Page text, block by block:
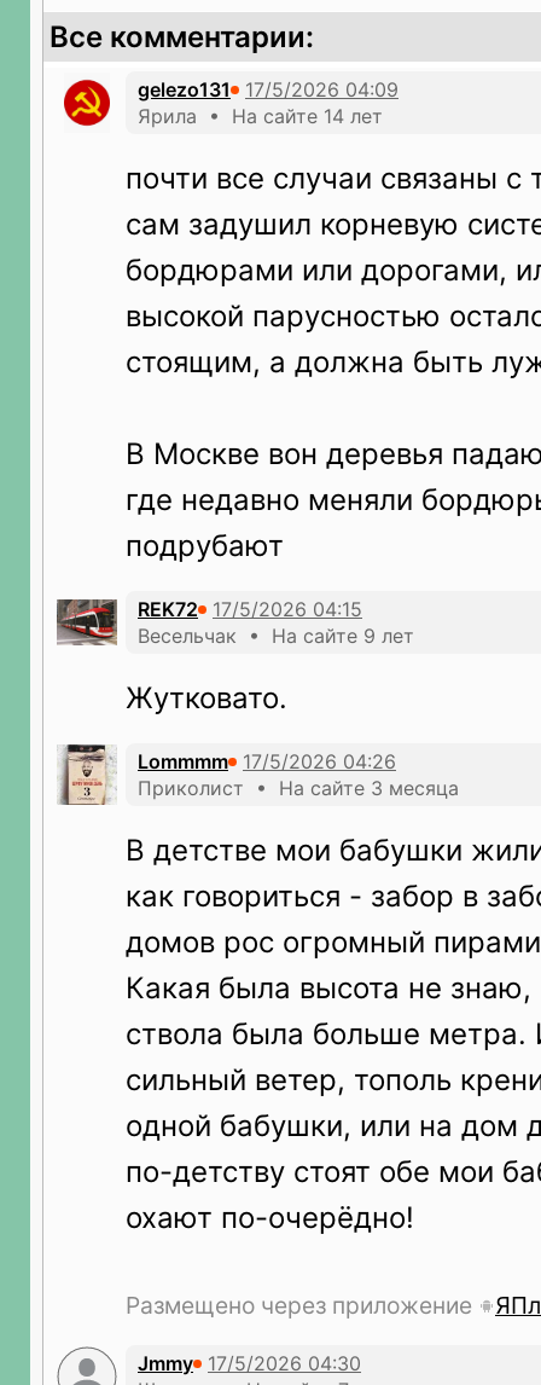
Все комментарии:
gelezo131
Ярила • На сайте 14 лет
почти все случаи связаны с
сам задушил корневую
бордюрами или дорогами,
высокой парусностью
стоящим, а должна быть
В Москве вон деревья
где недавно меняли
подрубают
REK72
Весельчак • На сайте 9 лет
Жутковато.
Lommmm
Приколист • На сайте 3 месяца
В детстве мои бабушки
как говориться - забор в
домов рос огромный
Какая была высота не
ствола была больше метра.
сильный ветер, тополь
одной бабушки, или на дом
по-детству стоят обе мои
охают по-очерёдно!
Размещено через приложение
Jmmy